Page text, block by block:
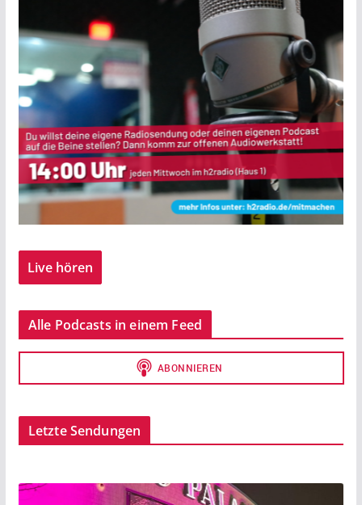
Live hören
Alle Podcasts in einem Feed
Letzte Sendungen